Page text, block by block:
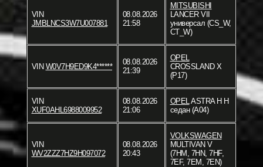
VIN
JMBLNCS3W7U007881
08.08.2026
21:58
MITSUBISHI
LANCER VII
универсал (CS_W,
CT_W)
VIN W0V7H9ED9K4******
08.08.2026
21:39
OPEL
CROSSLAND X
(P17)
VIN
XUF0AHL6988009952
08.08.2026
21:06
OPEL ASTRA H H
седан (A04)
VIN
WV2ZZZ7HZ9H097072
08.08.2026
20:43
VOLKSWAGEN
MULTIVAN V
(7HM, 7HN, 7HF,
7EF, 7EM, 7EN)